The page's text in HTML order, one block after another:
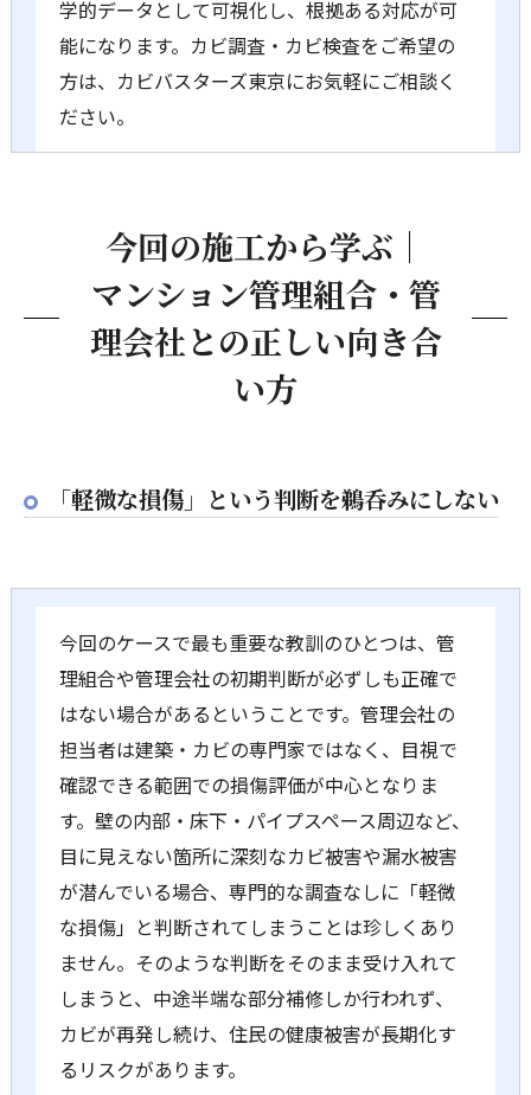
学的データとして可視化し、根拠ある対応が可
能になります。カビ調査・カビ検査をご希望の
方は、カビバスターズ東京にお気軽にご相談く
ださい。
今回の施工から学ぶ｜
マンション管理組合・管
理会社との正しい向き合
い方
「軽微な損傷」という判断を鵜呑みにしない
今回のケースで最も重要な教訓のひとつは、管
理組合や管理会社の初期判断が必ずしも正確で
はない場合があるということです。管理会社の
担当者は建築・カビの専門家ではなく、目視で
確認できる範囲での損傷評価が中心となりま
す。壁の内部・床下・パイプスペース周辺など、
目に見えない箇所に深刻なカビ被害や漏水被害
が潜んでいる場合、専門的な調査なしに「軽微
な損傷」と判断されてしまうことは珍しくあり
ません。そのような判断をそのまま受け入れて
しまうと、中途半端な部分補修しか行われず、
カビが再発し続け、住民の健康被害が長期化す
るリスクがあります。